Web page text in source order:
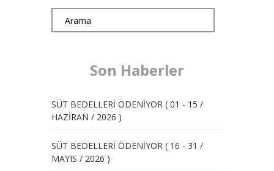
Son Haberler
SÜT BEDELLERİ ÖDENİYOR ( 01 - 15 /
HAZİRAN / 2026 )
SÜT BEDELLERİ ÖDENİYOR ( 16 - 31 /
MAYIS / 2026 )